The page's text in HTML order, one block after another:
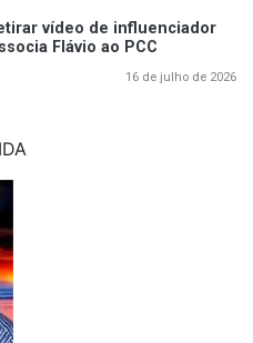
vídeo de influenciador
Flávio ao PCC
16 de julho de 2026